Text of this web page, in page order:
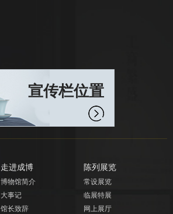
宣传栏位置
走进成博
博物馆简介
大事记
馆长致辞
陈列展览
常设展览
临展特展
网上展厅